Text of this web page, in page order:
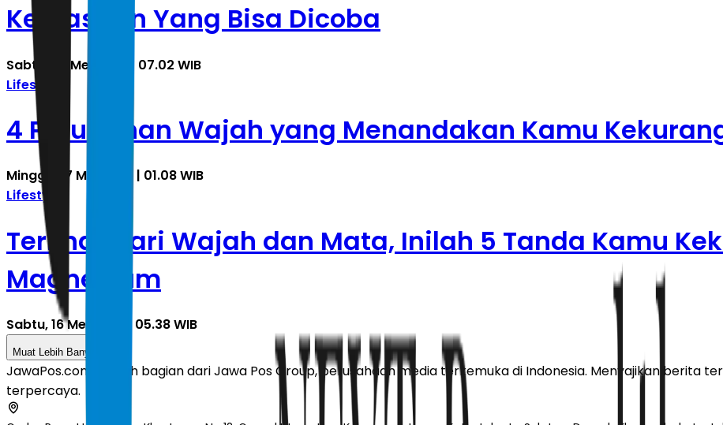
Kebiasaan Yang Bisa Dicoba
Sabtu, 23 Mei 2026 | 07.02 WIB
Lifestyle
4 Perubahan Wajah yang Menandakan Kamu
Minggu, 17 Mei 2026 | 01.08 WIB
Lifestyle
Terlihat dari Wajah dan Mata, Inilah 5 Tanda Kamu
Magnesium
Sabtu, 16 Mei 2026 | 05.38 WIB
Muat Lebih Banyak
JawaPos.com adalah bagian dari Jawa Pos Group, perusahaan media terkemuka di Indonesia. Menyajikan berita
terpercaya.